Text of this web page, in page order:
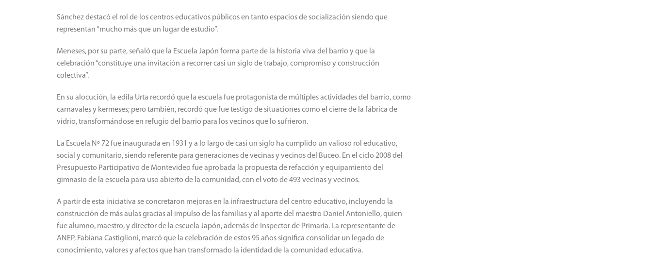
Sánchez destacó el rol de los centros educativos públicos en tanto espacios de socialización siendo que
representan “mucho más que un lugar de estudio”.
Meneses, por su parte, señaló que la Escuela Japón forma parte de la historia viva del barrio y que la
celebración “constituye una invitación a recorrer casi un siglo de trabajo, compromiso y construcción
colectiva”.
En su alocución, la edila Urta recordó que la escuela fue protagonista de múltiples actividades del barrio, como
carnavales y kermeses; pero también, recordó que fue testigo de situaciones como el cierre de la fábrica de
vidrio, transformándose en refugio del barrio para los vecinos que lo sufrieron.
La Escuela Nº 72 fue inaugurada en 1931 y a lo largo de casi un siglo ha cumplido un valioso rol educativo,
social y comunitario, siendo referente para generaciones de vecinas y vecinos del Buceo. En el ciclo 2008 del
Presupuesto Participativo de Montevideo fue aprobada la propuesta de refacción y equipamiento del
gimnasio de la escuela para uso abierto de la comunidad, con el voto de 493 vecinas y vecinos.
A partir de esta iniciativa se concretaron mejoras en la infraestructura del centro educativo, incluyendo la
construcción de más aulas gracias al impulso de las familias y al aporte del maestro Daniel Antoniello, quien
fue alumno, maestro, y director de la escuela Japón, además de Inspector de Primaria. La representante de
ANEP, Fabiana Castiglioni, marcó que la celebración de estos 95 años significa consolidar un legado de
conocimiento, valores y afectos que han transformado la identidad de la comunidad educativa.